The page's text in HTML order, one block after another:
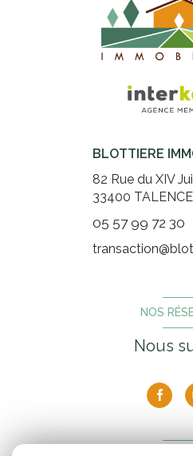
BLOTTIERE
82 Rue du XIV
33400 TALENCE
05 57 99 72 30
NOS
Nous